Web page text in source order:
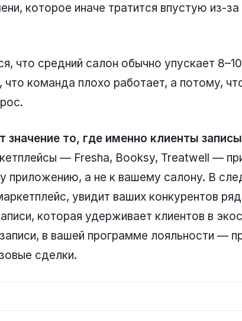
которое иначе тратится впустую из-
что средний салон обычно упускает
команда плохо работает, а потому,
то, где именно клиенты
— Fresha, Booksy, Treatwell —
приложению, а не к вашему салону. В
увидит ваших конкурентов
которая удерживает клиентов в
в вашей программе лояльности —
сделки.